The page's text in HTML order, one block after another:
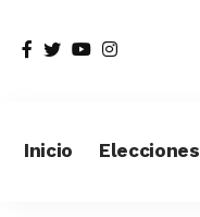
Inicio Elecciones